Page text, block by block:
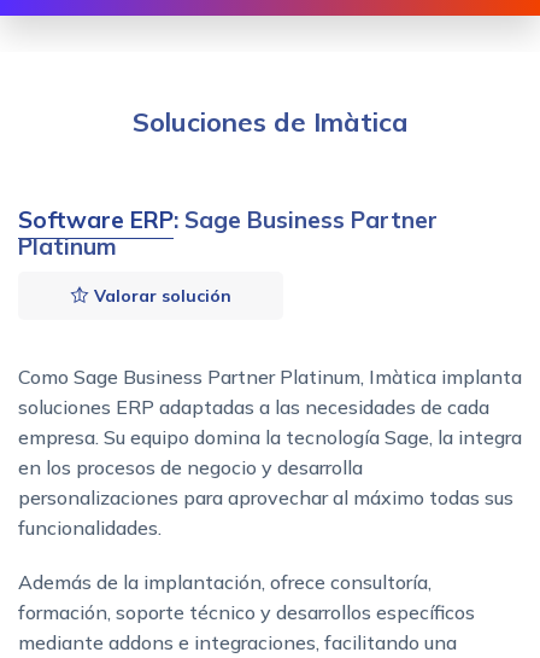
Soluciones de Imàtica
Software ERP: Sage Business Partner
Platinum
Valorar solución
Como Sage Business Partner Platinum, Imàtica implanta
soluciones ERP adaptadas a las necesidades de cada
empresa. Su equipo domina la tecnología Sage, la integra
en los procesos de negocio y desarrolla
personalizaciones para aprovechar al máximo todas sus
funcionalidades.
Además de la implantación, ofrece consultoría,
formación, soporte técnico y desarrollos específicos
mediante addons e integraciones, facilitando una